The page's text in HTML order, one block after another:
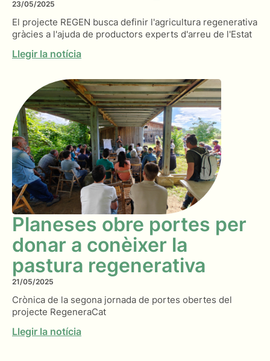
23/05/2025
El projecte REGEN busca definir l'agricultura regenerativa
gràcies a l'ajuda de productors experts d'arreu de l'Estat
Llegir la notícia
Planeses obre portes per
donar a conèixer la
pastura regenerativa
21/05/2025
Crònica de la segona jornada de portes obertes del
projecte RegeneraCat
Llegir la notícia